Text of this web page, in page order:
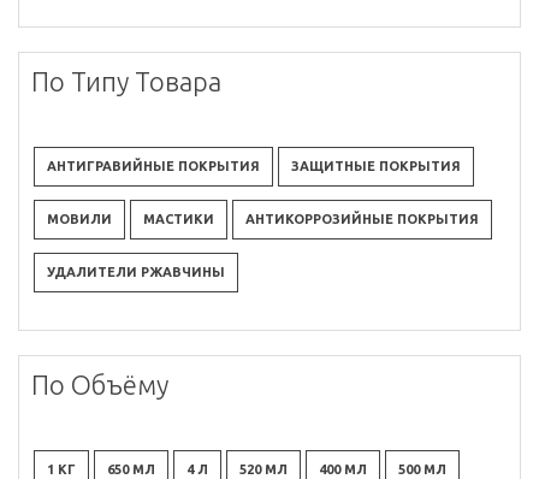
По Типу Товара
АНТИГРАВИЙНЫЕ ПОКРЫТИЯ ЗАЩИТНЫЕ ПОКРЫТИЯ
МОВИЛИ МАСТИКИ АНТИКОРРОЗИЙНЫЕ ПОКРЫТИЯ
УДАЛИТЕЛИ РЖАВЧИНЫ
По Объёму
1 КГ 650 МЛ 4 Л 520 МЛ 400 МЛ 500 МЛ